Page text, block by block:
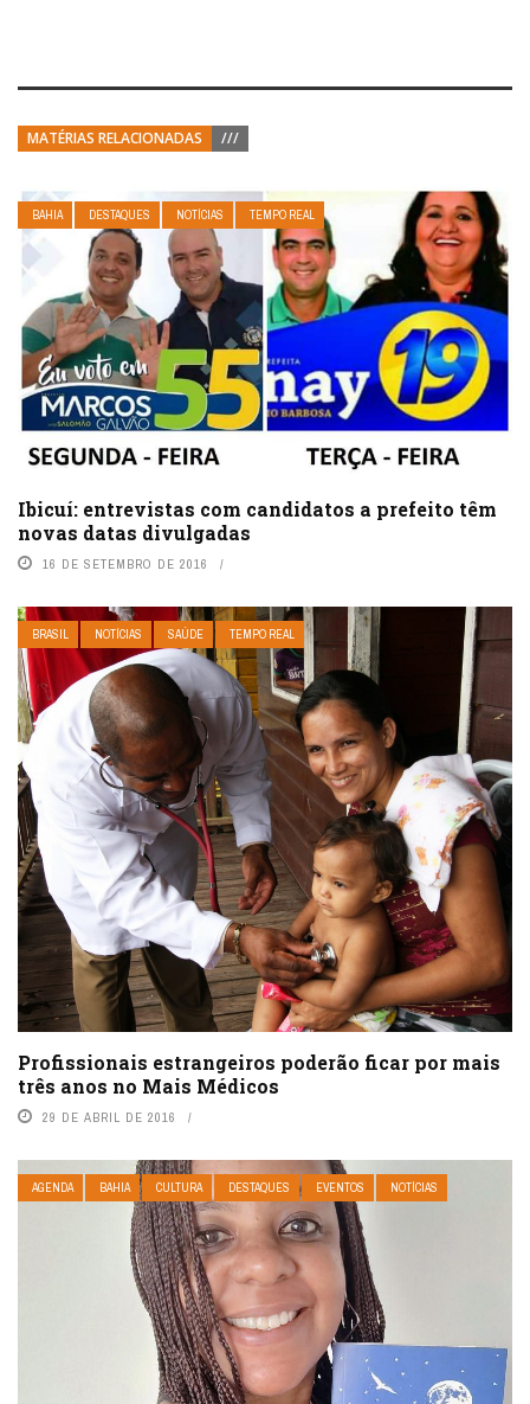
MATÉRIAS RELACIONADAS ///
BAHIA DESTAQUES NOTÍCIAS TEMPO REAL
Ibicuí: entrevistas com candidatos a prefeito têm
novas datas divulgadas
16 DE SETEMBRO DE 2016
BRASIL NOTÍCIAS SAÚDE TEMPO REAL
Profissionais estrangeiros poderão ficar por mais
três anos no Mais Médicos
29 DE ABRIL DE 2016
AGENDA BAHIA CULTURA DESTAQUES EVENTOS NOTÍCIAS